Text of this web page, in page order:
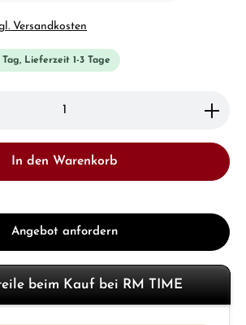
Versandkosten
Lieferzeit 1-3 Tage
Gib den gewünschten Wert ein
In den Warenkorb
Angebot anfordern
beim Kauf bei RM TIME